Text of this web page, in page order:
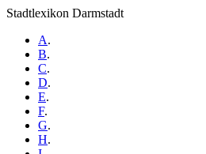
Stadtlexikon Darmstadt
A.
B.
C.
D.
E.
F.
G.
H.